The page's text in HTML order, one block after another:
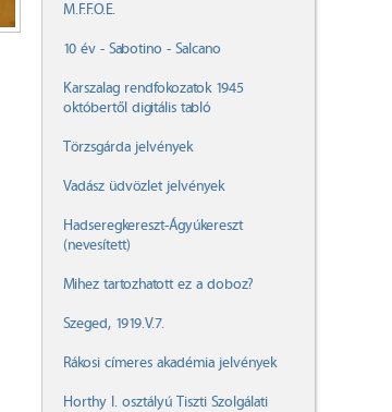
M.F.F.O.E.
10 év - Sabotino - Salcano
Karszalag rendfokozatok 1945
októbertől digitális tabló
Törzsgárda jelvények
Vadász üdvözlet jelvények
Hadseregkereszt-Ágyúkereszt
(nevesített)
Mihez tartozhatott ez a doboz?
Szeged, 1919.V.7.
Rákosi címeres akadémia jelvények
Horthy I. osztályú Tiszti Szolgálati